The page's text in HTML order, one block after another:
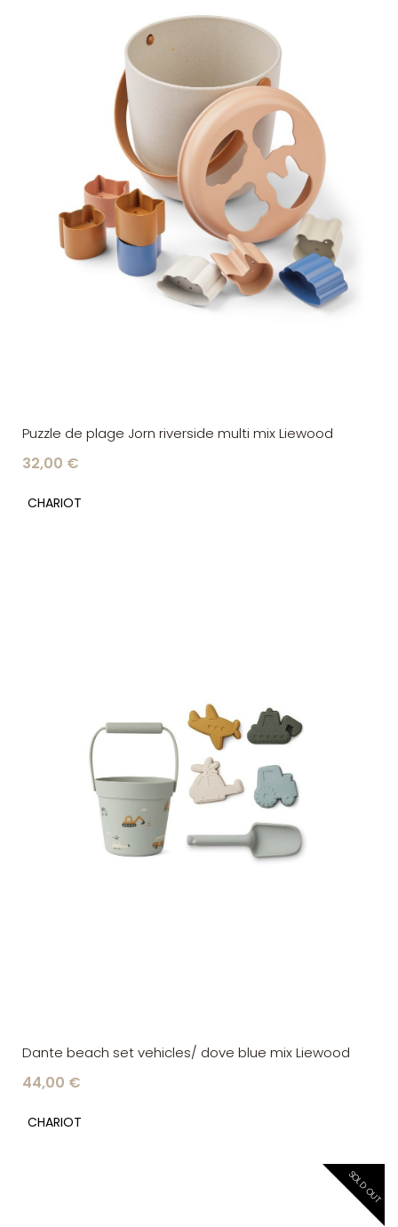
Puzzle de plage Jorn riverside multi mix Liewood
32,00 €
CHARIOT
Dante beach set vehicles/ dove blue mix Liewood
44,00 €
CHARIOT
SOLD OUT